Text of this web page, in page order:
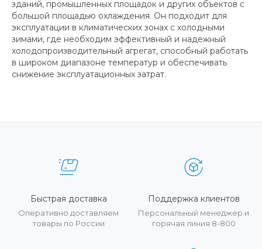
зданий, промышленных площадок и других объектов с
большой площадью охлаждения. Он подходит для
эксплуатации в климатических зонах с холодными
зимами, где необходим эффективный и надежный
холодопроизводительный агрегат, способный работать
в широком диапазоне температур и обеспечивать
снижение эксплуатационных затрат.
Быстрая доставка
Оперативно доставляем
товары по России
Поддержка клиентов
Персональный менеджер и
горячая линия 8-800